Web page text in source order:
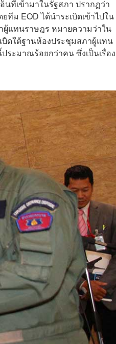
นทีเข้ามาในรัฐสภา ปรากฏว่า
ม EOD ได้นำระเบิดเข้าไปใน
ผู้แทนราษฎร หมายความว่าใน
บิดใต้ฐานห้องประชุมสภาผู้แทน
ระมาณร้อยกว่าคน ซึ่งเป็นเรื่อง